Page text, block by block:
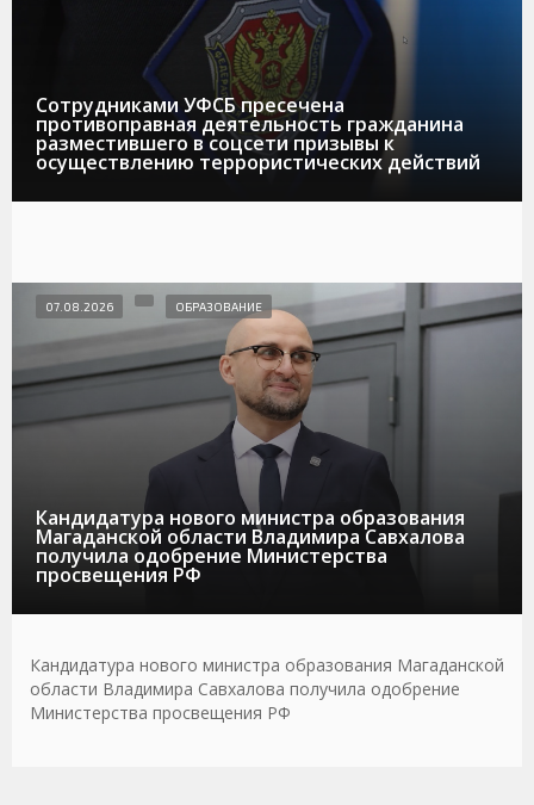
Сотрудниками УФСБ пресечена
противоправная деятельность гражданина
разместившего в соцсети призывы к
осуществлению террористических действий
Кандидатура нового министра образования
Магаданской области Владимира Савхалова
получила одобрение Министерства
просвещения РФ
07.08.2026 ОБРАЗОВАНИЕ
Кандидатура нового министра образования Магаданской
области Владимира Савхалова получила одобрение
Министерства просвещения РФ